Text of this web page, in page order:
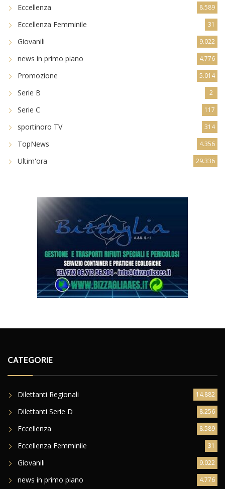
Eccellenza 8.589
Eccellenza Femminile 31
Giovanili 9.022
news in primo piano 4.776
Promozione 5.014
Serie B 2
Serie C 117
sportinoro TV 314
TopNews 4.356
Ultim'ora 29.336
CATEGORIE
Dilettanti Regionali 14.882
Dilettanti Serie D 8.256
Eccellenza 8.589
Eccellenza Femminile 31
Giovanili 9.022
news in primo piano 4.776